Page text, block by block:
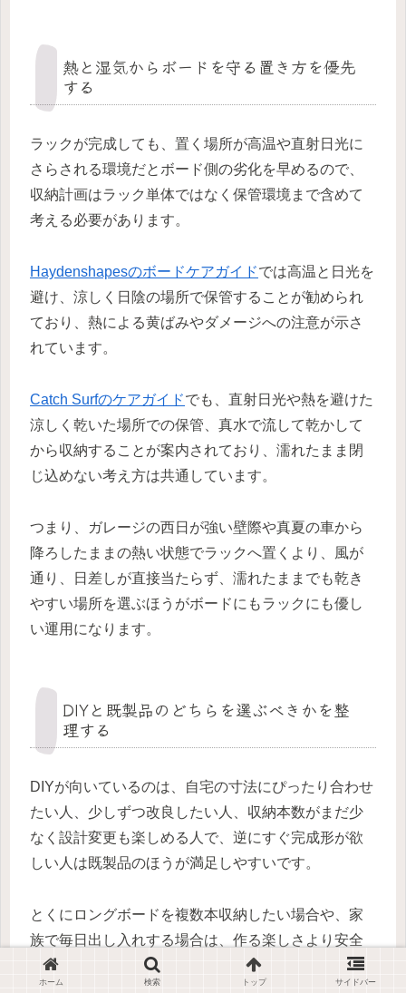
熱と湿気からボードを守る置き方を優先
する
ラックが完成しても、置く場所が高温や直射日光に
さらされる環境だとボード側の劣化を早めるので、
収納計画はラック単体ではなく保管環境まで含めて
考える必要があります。
Haydenshapesのボードケアガイドでは高温と日光を
避け、涼しく日陰の場所で保管することが勧められ
ており、熱による黄ばみやダメージへの注意が示さ
れています。
Catch Surfのケアガイドでも、直射日光や熱を避けた
涼しく乾いた場所での保管、真水で流して乾かして
から収納することが案内されており、濡れたまま閉
じ込めない考え方は共通しています。
つまり、ガレージの西日が強い壁際や真夏の車から
降ろしたままの熱い状態でラックへ置くより、風が
通り、日差しが直接当たらず、濡れたままでも乾き
やすい場所を選ぶほうがボードにもラックにも優し
い運用になります。
DIYと既製品のどちらを選ぶべきかを整
理する
DIYが向いているのは、自宅の寸法にぴったり合わせ
たい人、少しずつ改良したい人、収納本数がまだ少
なく設計変更も楽しめる人で、逆にすぐ完成形が欲
しい人は既製品のほうが満足しやすいです。
とくにロングボードを複数本収納したい場合や、家
族で毎日出し入れする場合は、作る楽しさより安全
性と再現性の比重が上がるため、既製品や専用部材
ホーム 検索 トップ サイドバー